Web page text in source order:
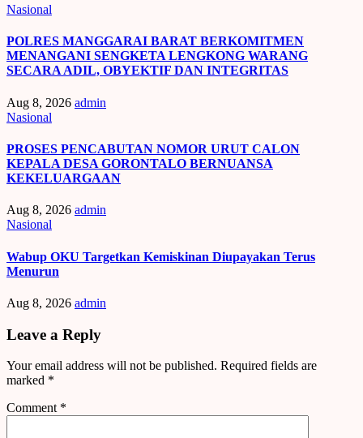
Nasional
POLRES MANGGARAI BARAT BERKOMITMEN
MENANGANI SENGKETA LENGKONG WARANG
SECARA ADIL, OBYEKTIF DAN INTEGRITAS
Aug 8, 2026 admin
Nasional
PROSES PENCABUTAN NOMOR URUT CALON
KEPALA DESA GORONTALO BERNUANSA
KEKELUARGAAN
Aug 8, 2026 admin
Nasional
Wabup OKU Targetkan Kemiskinan Diupayakan Terus
Menurun
Aug 8, 2026 admin
Leave a Reply
Your email address will not be published. Required fields are
marked *
Comment *